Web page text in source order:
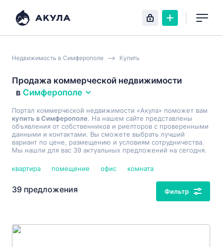
Недвижимость в Симферополе Купить
Продажа коммерческой недвижимости
в Симферополе
Портал коммерческой недвижимости «Акула» поможет вам
купить в Симферополе. На нашем сайте представлены
объявления от собственников и риелторов с проверенными
данными и контактами. Вы сможете выбрать лучший
вариант по цене, размещению и условиям сотрудничества.
Мы нашли для вас 39 актуальных предложений на сегодня.
квартира помещение офис комната
39 предложения Фильтр